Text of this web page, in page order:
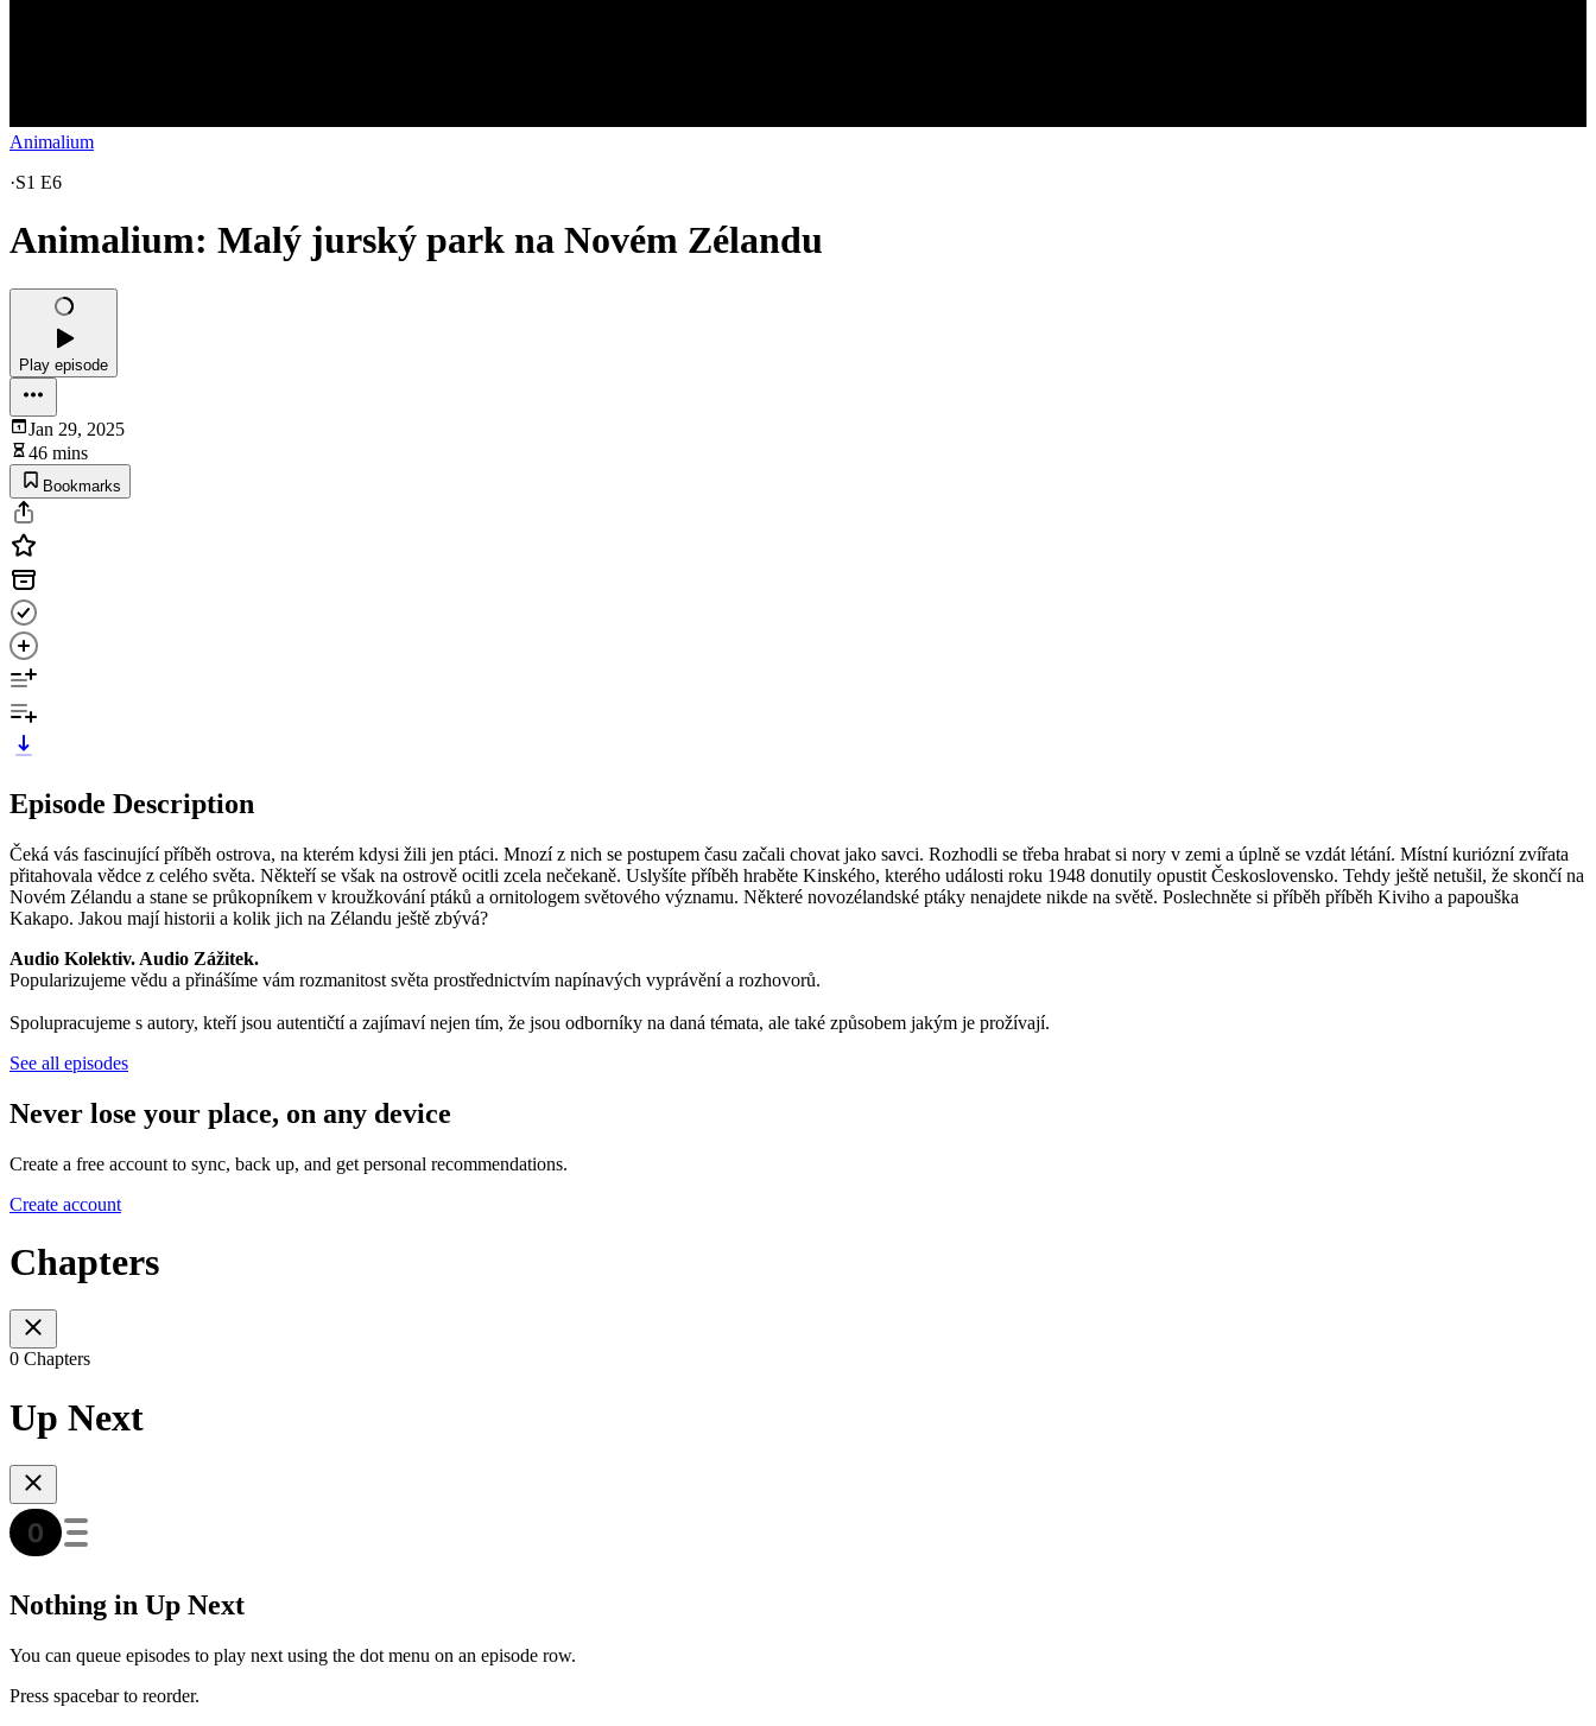
Animalium
·S1 E6
Animalium: Malý jurský park na Novém Zélandu
Play episode
Jan 29, 2025
46 mins
Bookmarks
Episode Description
Čeká vás fascinující příběh ostrova, na kterém kdysi žili jen ptáci. Mnozí z nich se postupem času začali chovat jako savci. Rozhodli se třeba hrabat si nory v zemi a úplně se vzdát létání. Místní kuriózní zvířata
přitahovala vědce z celého světa. Někteří se však na ostrově ocitli zcela nečekaně. Uslyšíte příběh hraběte Kinského, kterého události roku 1948 donutily opustit Československo. Tehdy ještě netušil, že skončí na
Novém Zélandu a stane se průkopníkem v kroužkování ptáků a ornitologem světového významu. Některé novozélandské ptáky nenajdete nikde na světě. Poslechněte si příběh příběh Kiviho a papouška
Kakapo. Jakou mají historii a kolik jich na Zélandu ještě zbývá?
Audio Kolektiv. Audio Zážitek.
Popularizujeme vědu a přinášíme vám rozmanitost světa prostřednictvím napínavých vyprávění a rozhovorů.
Spolupracujeme s autory, kteří jsou autentičtí a zajímaví nejen tím, že jsou odborníky na daná témata, ale také způsobem jakým je prožívají.
See all episodes
Never lose your place, on any device
Create a free account to sync, back up, and get personal recommendations.
Create account
Chapters
0 Chapters
Up Next
Nothing in Up Next
You can queue episodes to play next using the dot menu on an episode row.
Press spacebar to reorder.